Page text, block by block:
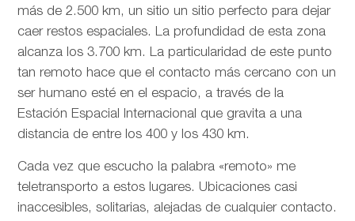
más de 2.500 km, un sitio un sitio perfecto para dejar
caer restos espaciales. La profundidad de esta zona
alcanza los 3.700 km. La particularidad de este punto
tan remoto hace que el contacto más cercano con un
ser humano esté en el espacio, a través de la
Estación Espacial Internacional que gravita a una
distancia de entre los 400 y los 430 km.
Cada vez que escucho la palabra «remoto» me
teletransporto a estos lugares. Ubicaciones casi
inaccesibles, solitarias, alejadas de cualquier contacto.